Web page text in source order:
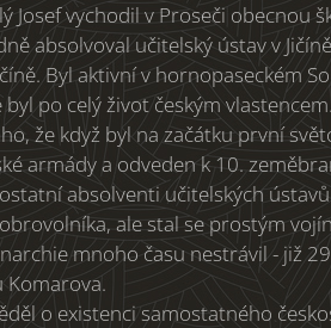
Josef vychodil v Proseči obecnou
absolvoval učitelský ústav v
Byl aktivní v hornopaseckém
po celý život českým
že když byl na začátku první
armády a odveden k 10.
absolventi učitelských
ale stal se prostým
mnoho času nestrávil - již
Komarova.
o existenci samostatného